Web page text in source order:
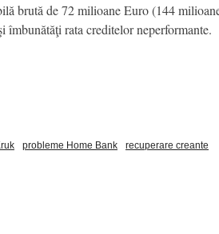
brută de 72 milioane Euro (144
îmbunătăţi rata creditelor neperformante.
probleme Home Bank recuperare creante